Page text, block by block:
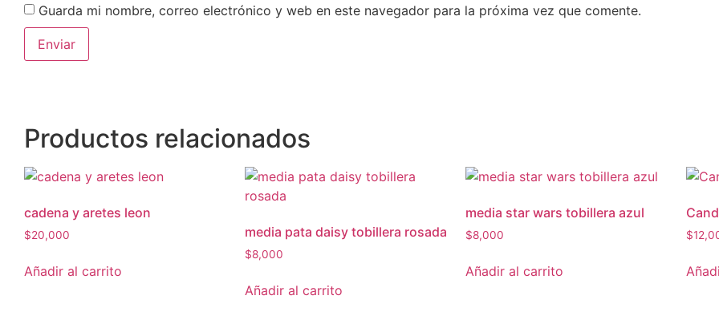
Guarda mi nombre, correo electrónico y web en este navegador para la próxima vez que comente.
Productos relacionados
cadena y aretes leon
$20,000
Añadir al carrito
media pata daisy tobillera rosada
$8,000
Añadir al carrito
media star wars tobillera azul
$8,000
Añadir al carrito
$